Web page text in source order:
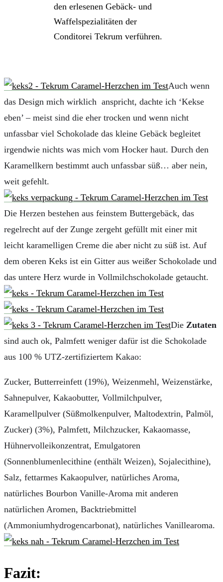
den erlesenen Gebäck- und
Waffelspezialitäten der
Conditorei Tekrum verführen.
Auch wenn
das Design mich wirklich anspricht, dachte ich ‘Kekse
eben’ – meist sind die eher trocken und wenn nicht
unfassbar viel Schokolade das kleine Gebäck begleitet
irgendwie nichts was mich vom Hocker haut. Durch den
Karamellkern bestimmt auch unfassbar süß… aber nein,
weit gefehlt.
Die Herzen bestehen aus feinstem Buttergebäck, das
regelrecht auf der Zunge zergeht gefüllt mit einer mit
leicht karamelligen Creme die aber nicht zu süß ist. Auf
dem oberen Keks ist ein Gitter aus weißer Schokolade und
das untere Herz wurde in Vollmilchschokolade getaucht.
Die Zutaten
sind auch ok, Palmfett weniger dafür ist die Schokolade
aus 100 % UTZ-zertifiziertem Kakao:
Zucker, Butterreinfett (19%), Weizenmehl, Weizenstärke,
Sahnepulver, Kakaobutter, Vollmilchpulver,
Karamellpulver (Süßmolkenpulver, Maltodextrin, Palmöl,
Zucker) (3%), Palmfett, Milchzucker, Kakaomasse,
Hühnervolleikonzentrat, Emulgatoren
(Sonnenblumenlecithine (enthält Weizen), Sojalecithine),
Salz, fettarmes Kakaopulver, natürliches Aroma,
natürliches Bourbon Vanille-Aroma mit anderen
natürlichen Aromen, Backtriebmittel
(Ammoniumhydrogencarbonat), natürliches Vanillearoma.
Fazit: